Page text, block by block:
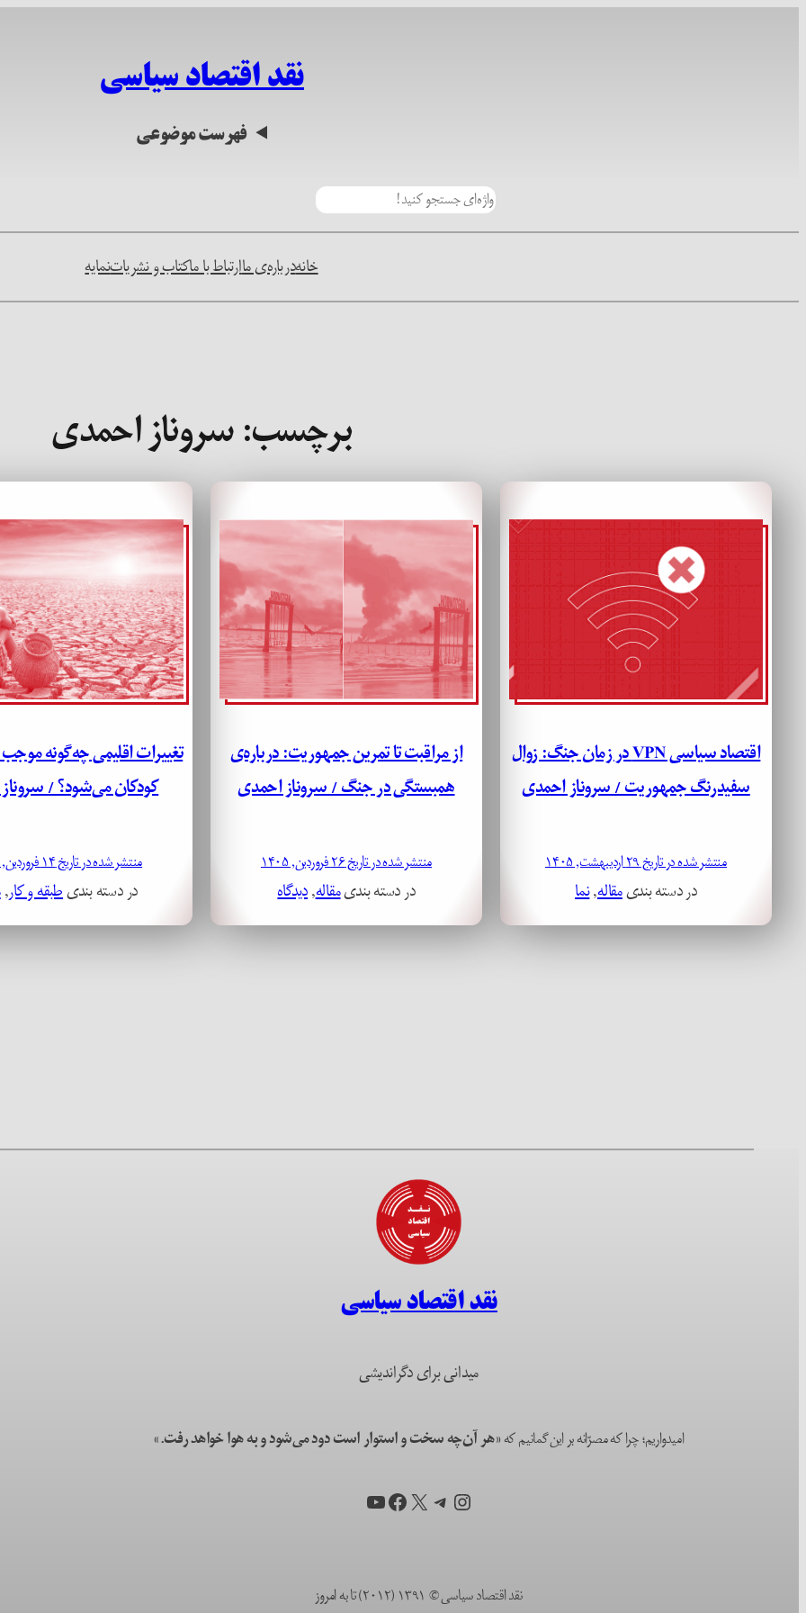
نقد اقتصاد سیاسی
فهرست موضوعی
خانهدرباره‌ی ماارتباط با ماکتاب و نشریاتنمایه
برچسب:سروناز احمدی
اقتصاد سیاسی VPN در زمان جنگ: زوال
سفیدرنگ جمهوریت / سروناز احمدی
منتشر شده در تاریخ ۲۹ اردیبهشت, ۱۴۰۵
در دسته بندیمقاله, نما
از مراقبت تا تمرین جمهوریت: درباره‌ی
همبستگی در جنگ / سروناز احمدی
منتشر شده در تاریخ ۲۶ فروردین, ۱۴۰۵
در دسته بندیمقاله, دیدگاه
تغییرات اقلیمی چه‌گونه
کودکان می‌شود؟ /
منتشر شده در تاریخ ۱۴ فروردین, ۱۴۰۳
در دسته بندیطبقه و کار,
نقد اقتصاد سیاسی
میدانی برای دگراندیشی
امیدواریم؛ چرا که مصرّانه بر این گمانیم که«هر آن‌چه سخت و استوار است دود می‌شود و به هوا خواهد رفت.»
اینستاگرم
تلگرام
X فیس‌بوک
یوتیوب
نقد اقتصاد سیاسی © ۱۳۹۱ (۲۰۱۲) تا به امروز